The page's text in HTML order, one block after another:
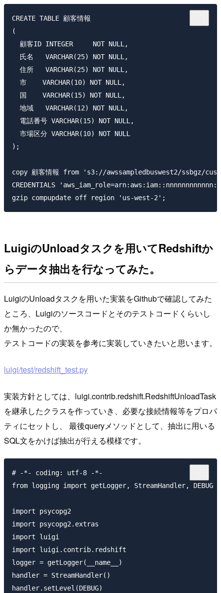
CREATE TABLE 顧客情報
(
  顧客ID INTEGER     NOT NULL,
  氏名   VARCHAR(25) NOT NULL,
  住所   VARCHAR(25) NOT NULL,
  市    VARCHAR(10) NOT NULL,
  国    VARCHAR(15) NOT NULL,
  地域   VARCHAR(12) NOT NULL,
  電話番号 VARCHAR(15) NOT NULL,
  市場区分 VARCHAR(10) NOT NULL
);
copy 顧客情報 from 's3://awssampledbuswest2/ssbgz/
CREDENTIALS
LuigiのUnloadタスクを用いてRedshiftか
らデータ抽出を行なってみた。
LuigiのUnloadタスクを用いた実装をGithubで確認してみた
ところ、Luigiのソースコードとそのテストコードくらいし
か無かったので、
テストコードの実装を参考に実装していきたいと思います。
luigi/test/redshift_test.py
実装方針としては、luigi.contrib.redshift.RedshiftUnloadTask
を継承したクラスを作っていき、必要な接続情報等をプロパ
ティにセットし、 最後queryメソッドとして、抽出に用いる
SQL文をかけば抽出が行える模様です。
# -*- coding: utf-8 -*-
from logging import getLogger, StreamHandler, DEBUG
import psycopg2
import psycopg2.extras
import luigi
import luigi.contrib.redshift
logger = getLogger(__name__)
handler = StreamHandler()
handler.setLevel(DEBUG)